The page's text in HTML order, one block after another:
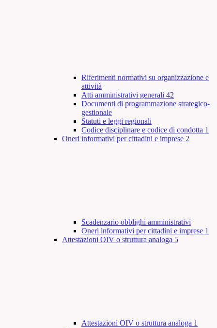
Riferimenti normativi su organizzazione e
attività
Atti amministrativi generali 42
Documenti di programmazione strategico-
gestionale
Statuti e leggi regionali
Codice disciplinare e codice di condotta 1
Oneri informativi per cittadini e imprese 2
Scadenzario obblighi amministrativi
Oneri informativi per cittadini e imprese 1
Attestazioni OIV o struttura analoga 5
Attestazioni OIV o struttura analoga 1